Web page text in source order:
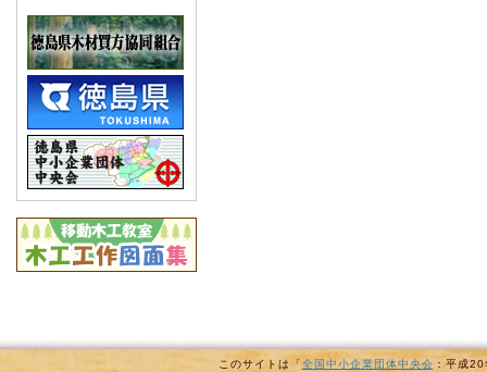
このサイトは「全国中小企業団体中央会 ：平成